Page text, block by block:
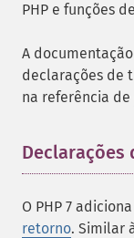
PHP e funções
A
declarações de
na referência de
O PHP 7
retorno. Similar